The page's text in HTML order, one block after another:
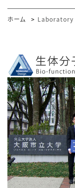
ホーム Laboratory